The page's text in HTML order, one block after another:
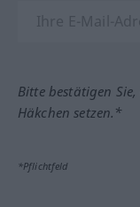
Bitte bestätigen
Häkchen setzen.*
*Pflichtfeld